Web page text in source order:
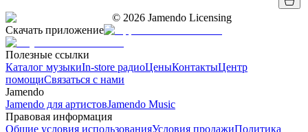
© 2026 Jamendo Licensing
Скачать приложение
Полезные ссылки
Каталог музыкиIn-store радиоЦеныКонтактыЦентр
помощиСвязаться с нами
Jamendo
Jamendo для артистовJamendo Music
Правовая информация
Общие условия использованияУсловия продажиПолитика